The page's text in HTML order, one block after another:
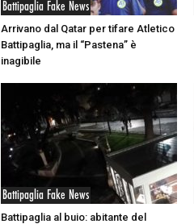
Battipaglia Fake News
Arrivano dal Qatar per tifare Atletico
Battipaglia, ma il “Pastena” è
inagibile
Battipaglia Fake News
Battipaglia al buio: abitante del